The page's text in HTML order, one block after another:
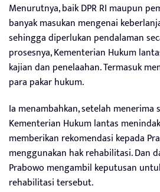
Menurutnya, baik DPR RI maupun
banyak masukan mengenai
sehingga diperlukan pendalaman
prosesnya, Kementerian Hukum
kajian dan penelaahan. Termasuk
para pakar hukum.
Ia menambahkan, setelah menerima
Kementerian Hukum lantas
memberikan rekomendasi kepada
menggunakan hak rehabilitasi. Dan
Prabowo mengambil keputusan
rehabilitasi tersebut.